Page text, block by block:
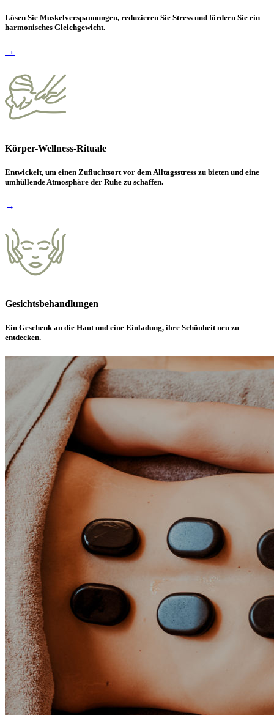
Lösen Sie Muskelverspannungen, reduzieren Sie Stress und fördern Sie ein
harmonisches Gleichgewicht.
→
Körper-Wellness-Rituale
Entwickelt, um einen Zufluchtsort vor dem Alltagsstress zu bieten und eine
umhüllende Atmosphäre der Ruhe zu schaffen.
→
Gesichtsbehandlungen
Ein Geschenk an die Haut und eine Einladung, ihre Schönheit neu zu
entdecken.